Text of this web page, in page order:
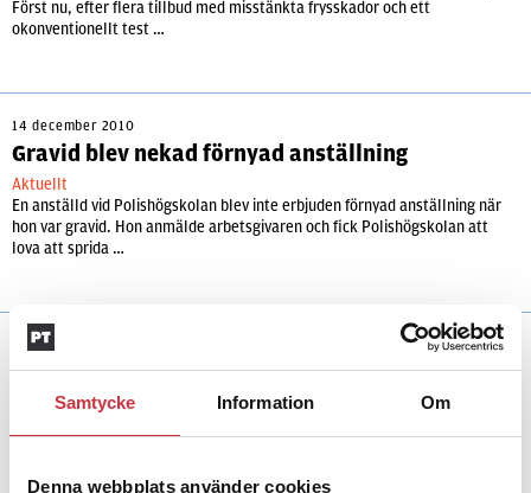
Samtycke Information Om
Denna webbplats använder cookies
Först nu, efter flera tillbud med misstänkta frysskador och ett
okonventionellt test …
14 december 2010
Gravid blev nekad förnyad anställning
Aktuellt
En anställd vid Polishögskolan blev inte erbjuden förnyad anställning när
hon var gravid. Hon anmälde arbetsgivaren och fick Polishögskolan att
lova att sprida …